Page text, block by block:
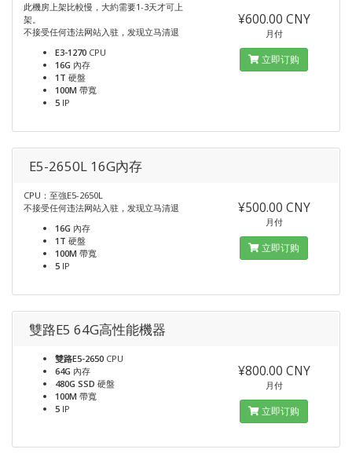
此機房上架比較慢，大約需要1-3天才可上
架。
不接受任何违法网站入驻，发现立马清退
E3-1270 CPU
16G 內存
1T 硬盤
100M 帶寬
5 IP
¥600.00 CNY
月付
立即订购
E5-2650L 16G內存
CPU：至強E5-2650L
不接受任何违法网站入驻，发现立马清退
16G 內存
1T 硬盤
100M 帶寬
5 IP
¥500.00 CNY
月付
立即订购
雙路E5 64G高性能機器
雙路E5-2650 CPU
64G 內存
480G SSD 硬盤
100M 帶寬
5 IP
¥800.00 CNY
月付
立即订购